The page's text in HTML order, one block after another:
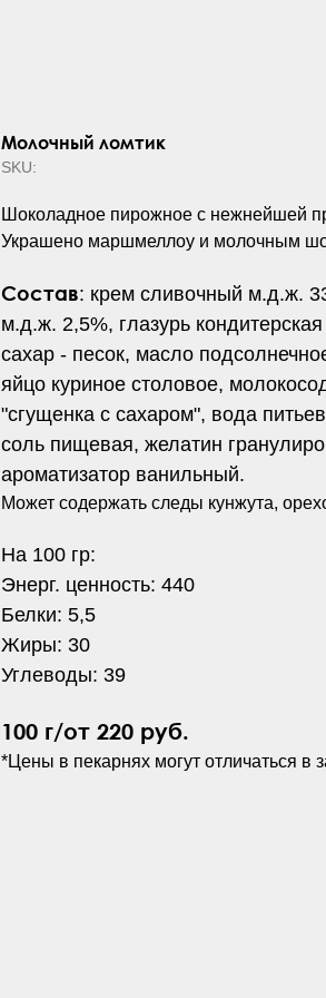
Молочный ломтик
SKU:
Шоколадное пирожное с нежнейшей
Украшено маршмеллоу и молочным
Состав: крем сливочный м.д.ж.
м.д.ж. 2,5%, глазурь
сахар - песок, масло
яйцо куриное столовое,
"сгущенка с сахаром", вода
соль пищевая, желатин
ароматизатор ванильный.
Может содержать следы кунжута,
На 100 гр:
Энерг. ценность: 440
Белки: 5,5
Жиры: 30
Углеводы: 39
100 г/от 220 руб.
*Цены в пекарнях могут отличаться в